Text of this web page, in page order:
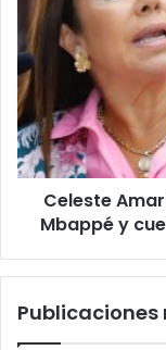
n
i
c
o
Celeste
Mbappé y